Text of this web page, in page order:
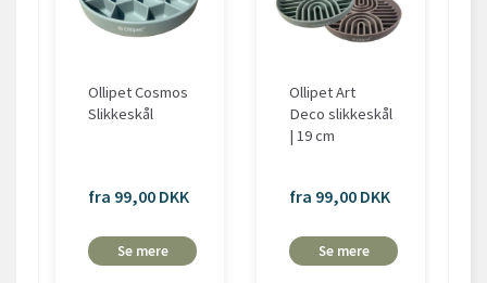
Ollipet Cosmos
Slikkeskål
fra 99,00 DKK
Se mere
Ollipet Art
Deco slikkeskål
| 19 cm
fra 99,00 DKK
Se mere